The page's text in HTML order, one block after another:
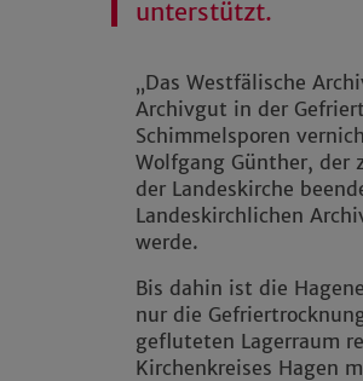
unterstützt.
„Das Westfälische
Archivgut in der
Schimmelsporen
Wolfgang Günther, der
der Landeskirche
Landeskirchlichen
werde.
Bis dahin ist die
nur die
gefluteten Lagerraum
Kirchenkreises Hagen